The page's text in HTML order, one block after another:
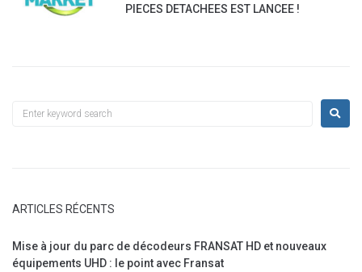
PIECES DETACHEES EST LANCEE !
ARTICLES RÉCENTS
Mise à jour du parc de décodeurs FRANSAT HD et nouveaux
équipements UHD : le point avec Fransat